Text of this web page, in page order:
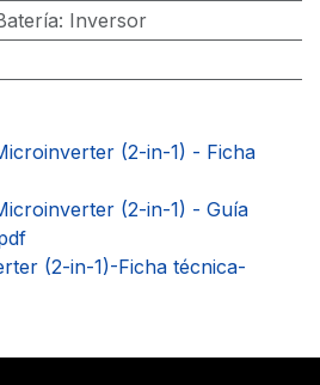
: Inversor
(2-in-1) - Ficha
(2-in-1) - Guía
(2-in-1)-Ficha técnica-